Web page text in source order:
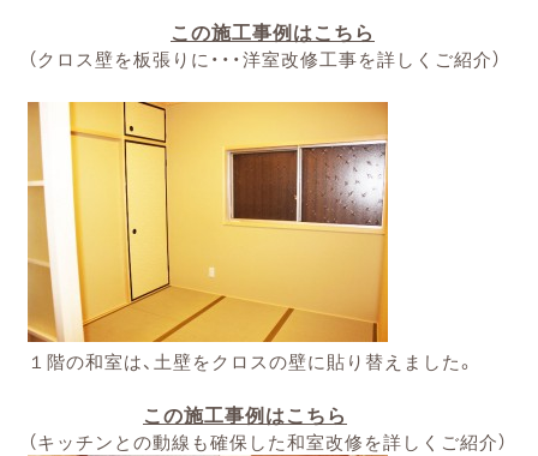
この施工事例はこちら
（クロス壁を板張りに・・・洋室改修工事を詳しくご紹介）
１階の和室は、土壁をクロスの壁に貼り替えました。
この施工事例はこちら
（キッチンとの動線も確保した和室改修を詳しくご紹介）